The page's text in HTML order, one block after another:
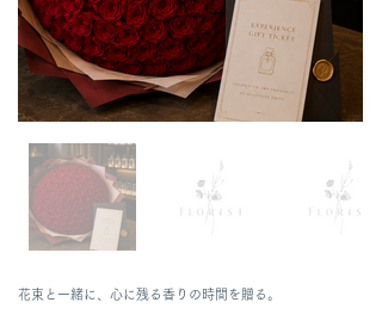
花束と一緒に、心に残る香りの時間を贈る。